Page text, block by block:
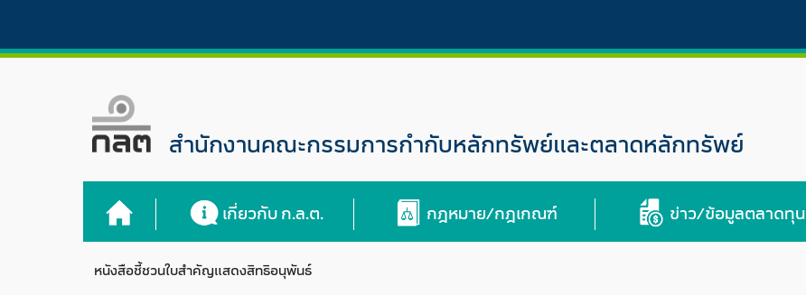
สำนักงานคณะกรรมการกำกับหลักทรัพย์และตลาดหลักทรัพย์
เกี่ยวกับ ก.ล.ต. กฎหมาย/กฎเกณฑ์ ข่าว/ข้อมูลตลาดทุน
หนังสือชี้ชวนใบสำคัญแสดงสิทธิอนุพันธ์